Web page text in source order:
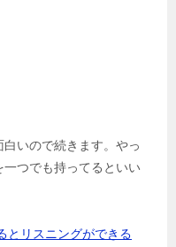
いので続きます。やっ
つでも持ってるといい
とリスニングができる